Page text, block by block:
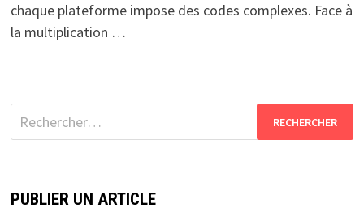
chaque plateforme impose des codes complexes. Face à
la multiplication …
Rechercher :
PUBLIER UN ARTICLE